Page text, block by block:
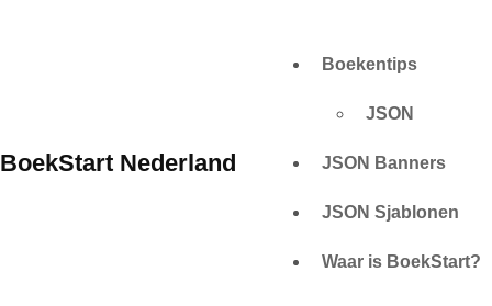
BoekStart Nederland
Boekentips
JSON
JSON Banners
JSON Sjablonen
Waar is BoekStart?